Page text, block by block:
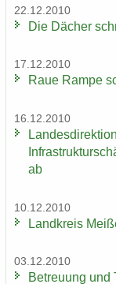
22.12.2010
Die Dä­cher
17.12.2010
Raue Rampe
16.12.2010
ab
10.12.2010
Land­kreis
03.12.2010
Be­treu­ung und